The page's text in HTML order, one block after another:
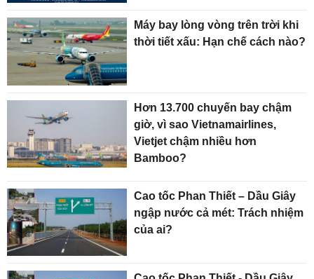
Máy bay lòng vòng trên trời khi
thời tiết xấu: Hạn chế cách nào?
Hơn 13.700 chuyến bay chậm
giờ, vì sao Vietnamairlines,
Vietjet chậm nhiều hơn
Bamboo?
Cao tốc Phan Thiết – Dầu Giây
ngập nước cả mét: Trách nhiệm
của ai?